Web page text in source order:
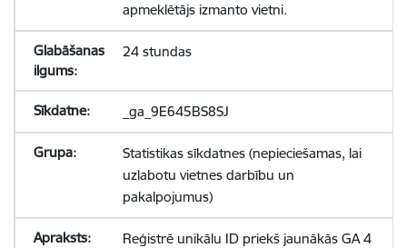
apmeklētājs izmanto vietni.
24 stundas
_ga_9E645BS8SJ
Statistikas sīkdatnes (nepieciešamas, lai
uzlabotu vietnes darbību un
pakalpojumus)
Reģistrē unikālu ID priekš jaunākās GA 4